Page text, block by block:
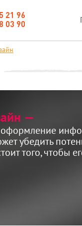
21 96
03 90
—
убедить
того, чтобы